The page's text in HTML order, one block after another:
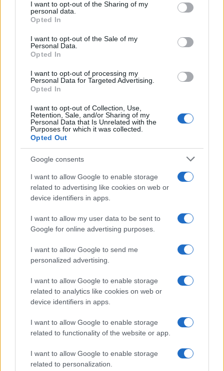
not limited to your visit or usage behaviour. You may click to
grant or deny consent to Google and its third-party tags to
use your data for below specified purposes in below Google
consent section.
I want to opt-out of the Sharing of my
personal data.
Opted In
I want to opt-out of the Sale of my
Personal Data.
Opted In
I want to opt-out of processing my
Personal Data for Targeted Advertising.
Opted In
I want to opt-out of Collection, Use,
Retention, Sale, and/or Sharing of my
Personal Data that Is Unrelated with the
Purposes for which it was collected.
Opted Out
Google consents
I want to allow Google to enable storage
related to advertising like cookies on web or
device identifiers in apps.
I want to allow my user data to be sent to
Google for online advertising purposes.
I want to allow Google to send me
personalized advertising.
I want to allow Google to enable storage
related to analytics like cookies on web or
device identifiers in apps.
I want to allow Google to enable storage
related to functionality of the website or app.
I want to allow Google to enable storage
related to personalization.
prestito è costo dell’anno, mentre il riscatto inciderà
dall’esercizio in cui si perfeziona, generando nuovo
ammortamento. Valutare il pacchetto completo permette
di capire perché un club scelga la formula del prestito
Sintesi operativa per tifosi e addetti
Per interpretare le scelte di mercato in modo solido
conviene seguire una checklist essenziale: 1) identificare
costo totaledell’operazione (cartellino, bonus,
commissioni, stipendio); 2) ripartire i costi tra quota
ricorrente (salari) e quota ammortizzata; 3) stimare
residuo e potenziale plus/minusvalenza; 4) confrontare il
costo annuo con i ricavi strutturali; 5) considerare rischi
sportivi e medici che possono alterare il piano. Questo
approccio, semplice ma rigoroso, aiuta a leggere i
brillanti dalle scelte che spostano i problemi agli esercizi
successivi.
Francesca Lombardi
Francesca Lombardi, fiorentina, prese appunti
da allora firma approfondimenti sui motori. In
redazione sostiene un approccio metodico alle